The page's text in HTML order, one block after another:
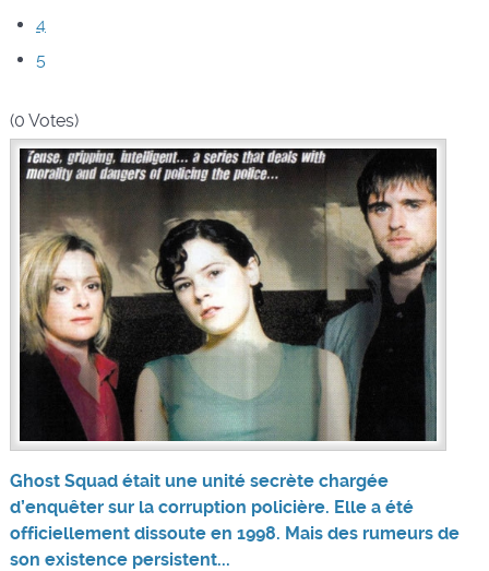
4
5
(0 Votes)
Ghost Squad était une unité secrète chargée
d’enquêter sur la corruption policière. Elle a été
officiellement dissoute en 1998. Mais des rumeurs de
son existence persistent...